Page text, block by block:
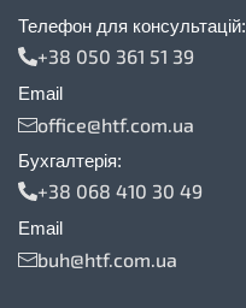
Телефон для консультацій:
+38 050 361 51 39
Email
office@htf.com.ua
Бухгалтерія:
+38 068 410 30 49
Email
buh@htf.com.ua